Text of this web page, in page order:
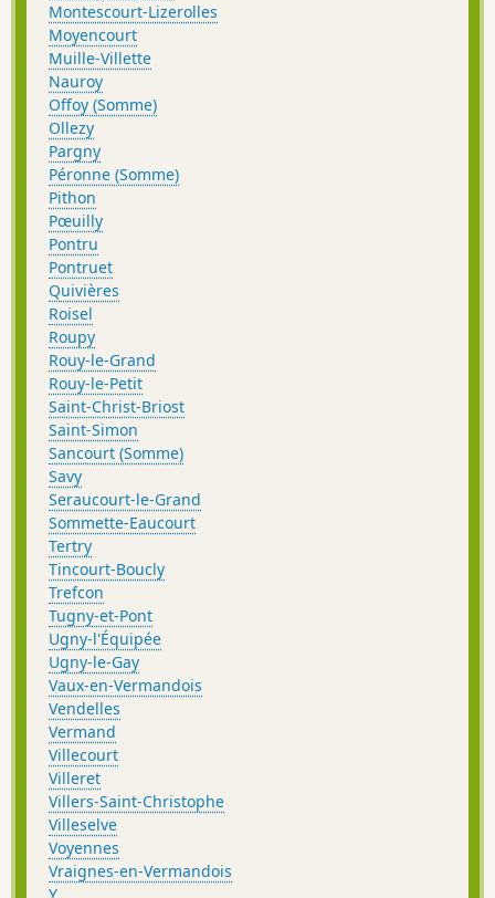
Montescourt-Lizerolles
Moyencourt
Muille-Villette
Nauroy
Offoy (Somme)
Ollezy
Pargny
Péronne (Somme)
Pithon
Pœuilly
Pontru
Pontruet
Quivières
Roisel
Roupy
Rouy-le-Grand
Rouy-le-Petit
Saint-Christ-Briost
Saint-Simon
Sancourt (Somme)
Savy
Seraucourt-le-Grand
Sommette-Eaucourt
Tertry
Tincourt-Boucly
Trefcon
Tugny-et-Pont
Ugny-l'Équipée
Ugny-le-Gay
Vaux-en-Vermandois
Vendelles
Vermand
Villecourt
Villeret
Villers-Saint-Christophe
Villeselve
Voyennes
Vraignes-en-Vermandois